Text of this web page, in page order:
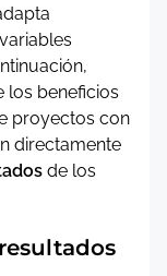
los beneficios
proyectos con
directamente
de los